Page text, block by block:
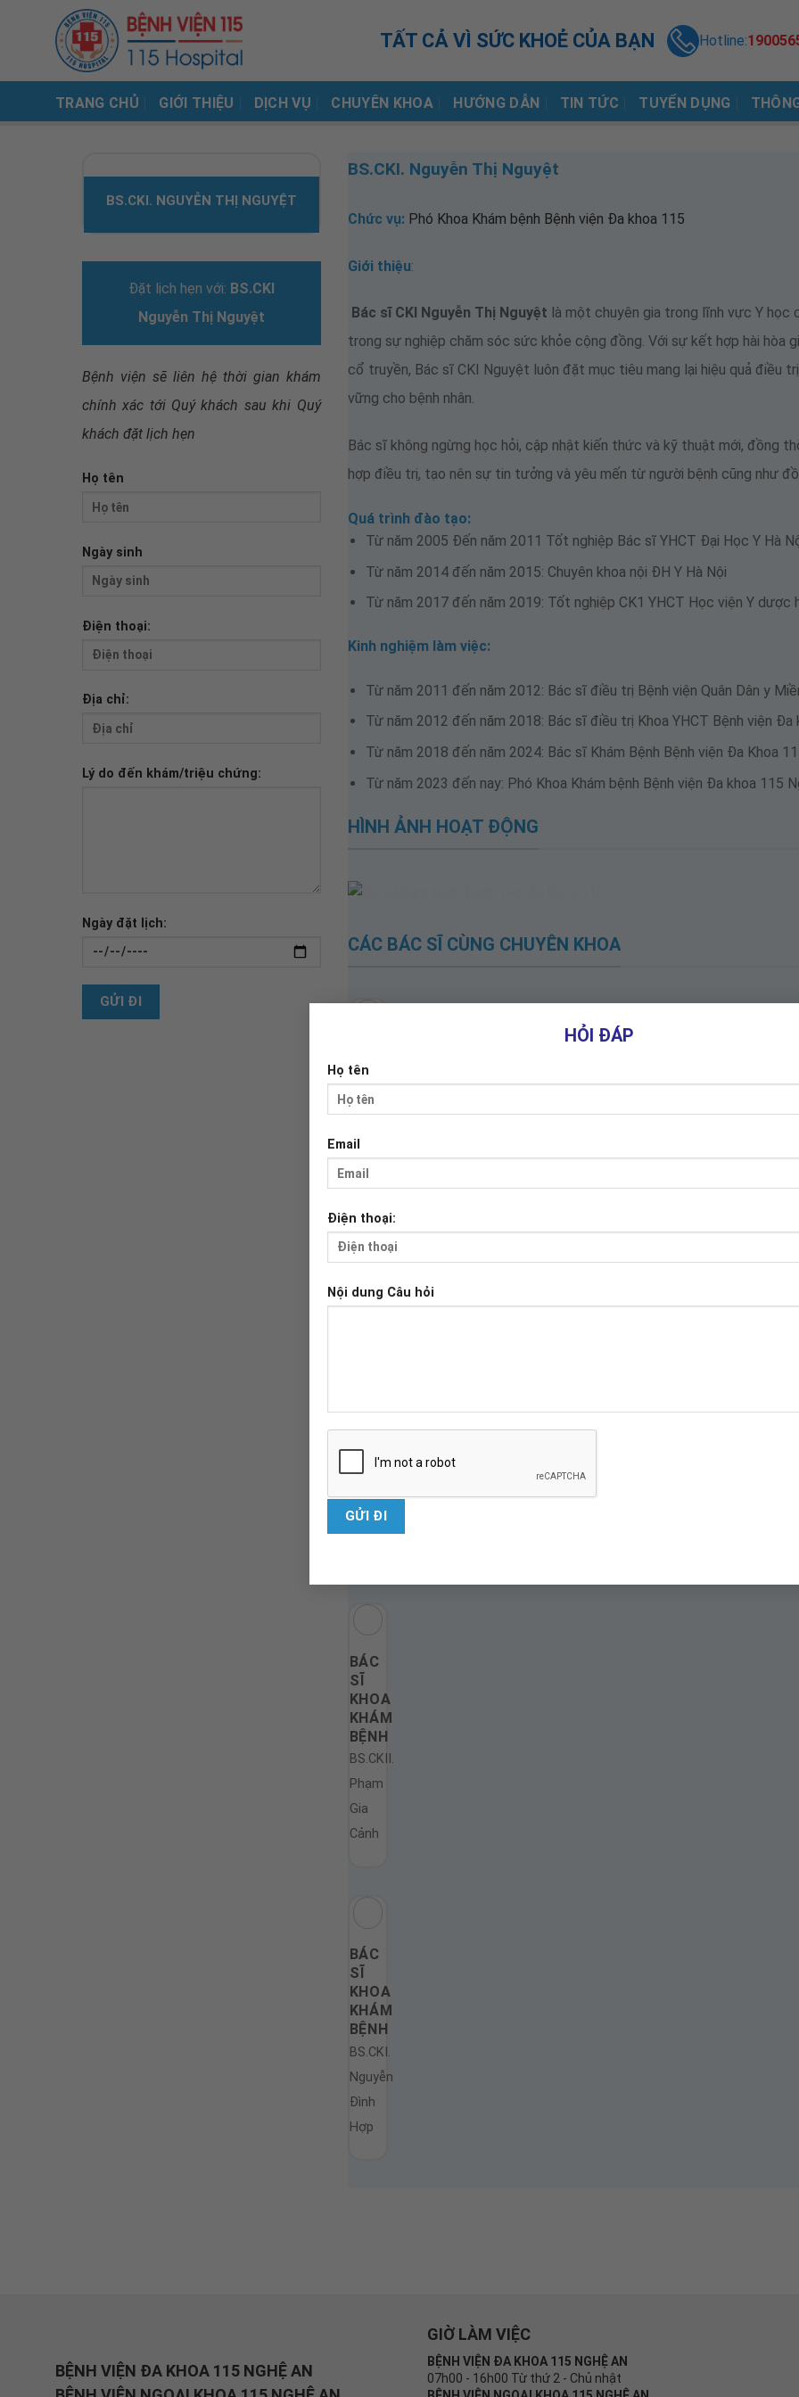
HỎI ĐÁP
Họ tên
Email
Điện thoại:
Nội dung Câu hỏi
TẤT CẢ VÌ SỨC KHOẺ CỦA BẠN Hotline:
TRANG CHỦ GIỚI THIỆU DỊCH VỤ CHUYÊN KHOA HƯỚNG DẪN TIN TỨC TUYỂN DỤNG
BS.CKI. NGUYỄN THỊ NGUYỆT
Đặt lịch hẹn với: BS.CKI
Nguyễn Thị Nguyệt
Bệnh viện sẽ liên hệ thời gian khám
chính xác tới Quý khách sau khi Quý
khách đặt lịch hẹn
Họ tên
Ngày sinh
Điện thoại:
Địa chỉ:
Lý do đến khám/triệu chứng:
Ngày đặt lịch:
BS.CKI. Nguyễn Thị Nguyệt
Chức vụ: Phó Khoa Khám bệnh Bệnh viện Đa khoa 115
Giới thiệu:
Bác sĩ CKI Nguyễn Thị Nguyệt là một chuyên gia trong lĩnh vực Y
trong sự nghiệp chăm sóc sức khỏe cộng đồng. Với sự kết hợp hài hòa
cổ truyền, Bác sĩ CKI Nguyệt luôn đặt mục tiêu mang lại hiệu quả điều
vững cho bệnh nhân.
Bác sĩ không ngừng học hỏi, cập nhật kiến thức và kỹ thuật mới, đồng
hợp điều trị, tạo nên sự tin tưởng và yêu mến từ người bệnh cũng như
Quá trình đào tạo:
Từ năm 2005 Đến năm 2011 Tốt nghiệp Bác sĩ YHCT Đại Học Y Hà
Từ năm 2014 đến năm 2015: Chuyên khoa nội ĐH Y Hà Nội
Từ năm 2017 đến năm 2019: Tốt nghiệp CK1 YHCT Học viện Y
Kinh nghiệm làm việc:
Từ năm 2011 đến năm 2012: Bác sĩ điều trị Bệnh viện Quân Dân y
Từ năm 2012 đến năm 2018: Bác sĩ điều trị Khoa YHCT Bệnh viện Đa
Từ năm 2018 đến năm 2024: Bác sĩ Khám Bệnh Bệnh viện Đa Khoa
Từ năm 2023 đến nay: Phó Khoa Khám bệnh Bệnh viện Đa khoa 115
HÌNH ẢNH HOẠT ĐỘNG
CÁC BÁC SĨ CÙNG CHUYÊN KHOA
GIÁM
ĐỐC
BV
KHOA
115
BS.CKI.
Nguyễn
Song
Hồ
THs.BSNT.
Đình
BÁC
SĨ
KHOA
KHÁM
BỆNH
BS.CKII.
Phạm
Gia
Cảnh
BÁC
SĨ
KHOA
KHÁM
BỆNH
BS.CKI.
Nguyễn
Đình
Hợp
BỆNH VIỆN ĐA KHOA 115 NGHỆ AN
GIỜ LÀM VIỆC
BỆNH VIỆN ĐA KHOA 115 NGHỆ AN
07h00 - 16h00 Từ thứ 2 - Chủ nhật